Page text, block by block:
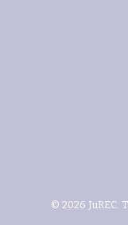
© 2026 JuREC.